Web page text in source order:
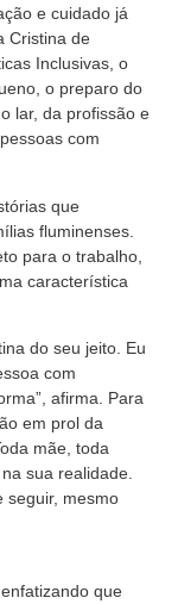
e cuidado já
Cristina de
Inclusivas, o
o preparo do
lar, da profissão e
com
que
fluminenses.
para o trabalho,
característica
do seu jeito. Eu
com
afirma. Para
em prol da
mãe, toda
sua realidade.
seguir, mesmo
que